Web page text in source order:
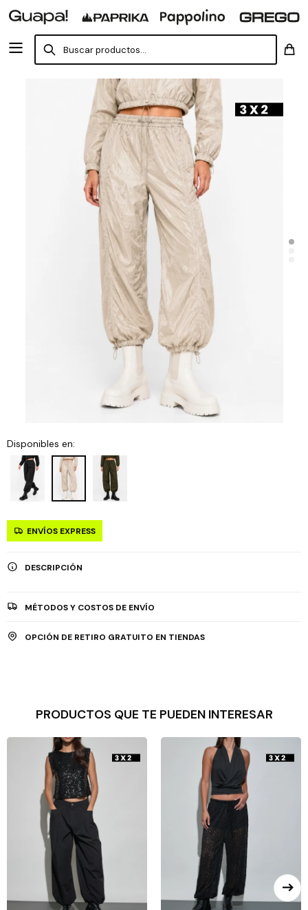
Disponibles en:
ENVÍOS EXPRESS
DESCRIPCIÓN
MÉTODOS Y COSTOS DE ENVÍO
OPCIÓN DE RETIRO GRATUITO EN TIENDAS
PRODUCTOS QUE TE PUEDEN INTERESAR